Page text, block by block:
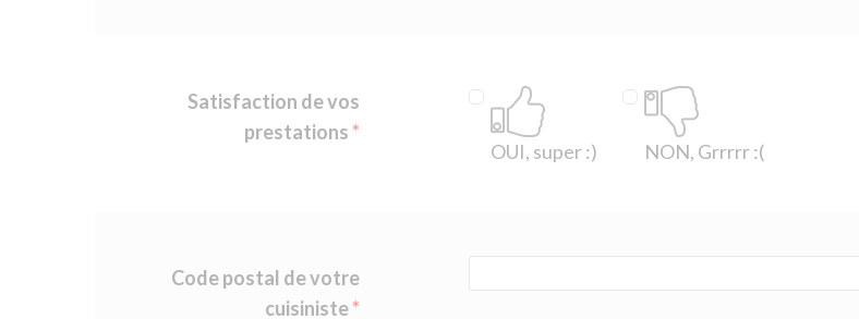
Satisfaction de vos
prestations
OUI, super :)
NON, Grrrrr :(
Code postal de votre
cuisiniste